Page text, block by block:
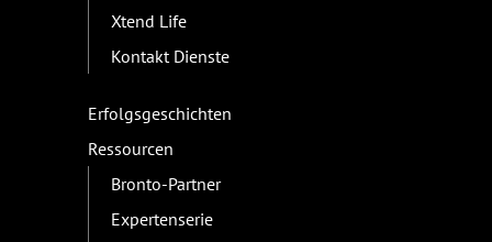
Xtend Life
Kontakt Dienste
Erfolgsgeschichten
Ressourcen
Bronto-Partner
Expertenserie